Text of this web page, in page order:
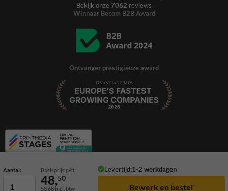
Aantal: Basisprijs p/st Levertijd:1-2 werkdagen
48,50
58,68 incl. btw
Bekijk onze 7062 reviews
Winnaar Becom B2B Award
Ontvanger prestigieuze award